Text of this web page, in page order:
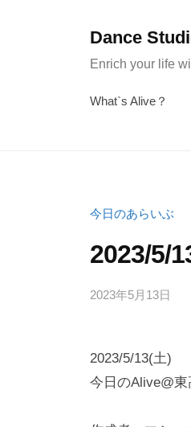
Dance
Enrich your life
What`s Alive？
今日のあらいぶ
2023/5/
2023年5月13日
g
コ
2023/5/13(土)
今日のAlive@